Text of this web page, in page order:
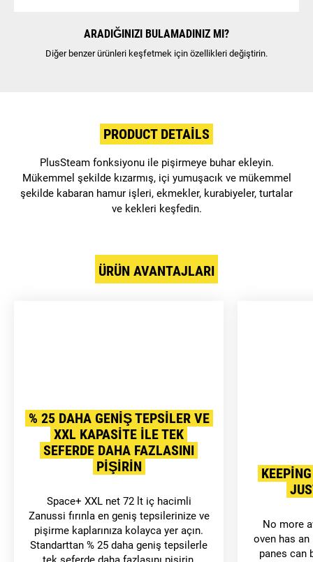
ARADIĞINIZI BULAMADINIZ MI?
Diğer benzer ürünleri keşfetmek için özellikleri değiştirin.
PRODUCT DETAILS
PlusSteam fonksiyonu ile pişirmeye buhar ekleyin.
Mükemmel şekilde kızarmış, içi yumuşacık ve mükemmel
şekilde kabaran hamur işleri, ekmekler, kurabiyeler, turtalar
ve kekleri keşfedin.
ÜRÜN AVANTAJLARI
% 25 DAHA GENIŞ TEPSILER VE
XXL KAPASITE ILE TEK
SEFERDE DAHA FAZLASINI
PIŞIRIN
Space+ XXL net 72 lt iç hacimli
Zanussi fırınla en geniş tepsilerinize ve
pişirme kaplarınıza kolayca yer açın.
Standarttan % 25 daha geniş tepsilerle
No more
oven has
panes can